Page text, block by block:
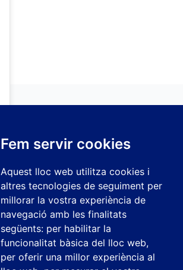
Fem servir cookies
Aquest lloc web utilitza cookies i
altres tecnologies de seguiment per
millorar la vostra experiència de
navegació amb les finalitats
següents: per habilitar la
funcionalitat bàsica del lloc web,
per oferir una millor experiència al